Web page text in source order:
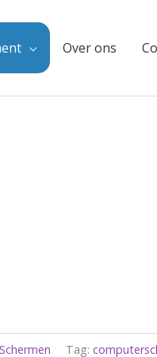
Over ons
Schermen Tag: